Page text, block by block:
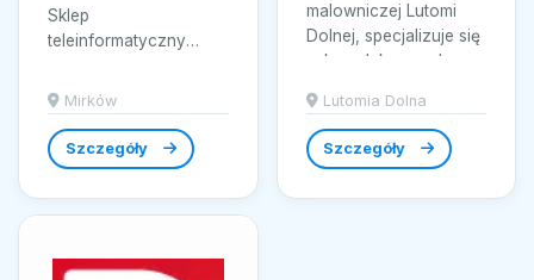
Sklep
teleinformatyczny
zlokalizowany w sercu
Wrocławia, specjalizuje
się w dostarczaniu...
Mirków
Szczegóły
malowniczej Lutomi
Dolnej, specjalizuje się
w kompleksowych
Lutomia Dolna
Szczegóły